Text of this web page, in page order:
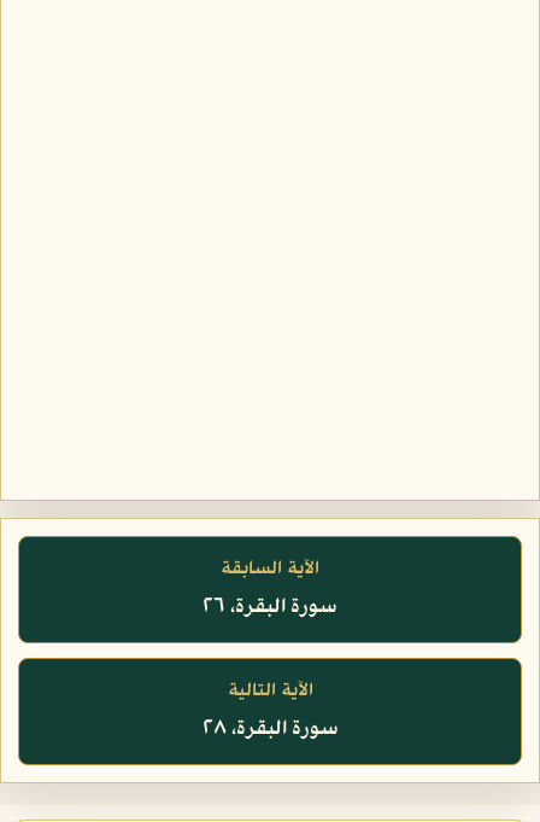
الآية السابقة
سورة البقرة، ٢٦
الآية التالية
سورة البقرة، ٢٨